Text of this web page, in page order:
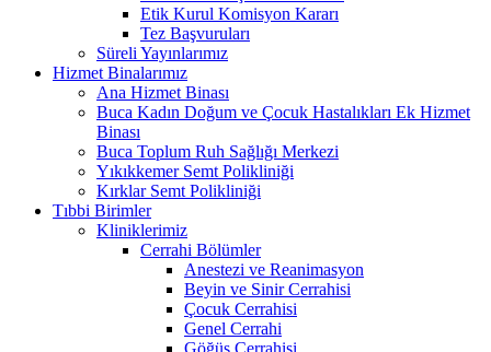
Etik Kurul Komisyon Kararı
Tez Başvuruları
Süreli Yayınlarımız
Hizmet Binalarımız
Ana Hizmet Binası
Buca Kadın Doğum ve Çocuk Hastalıkları Ek Hizmet
Binası
Buca Toplum Ruh Sağlığı Merkezi
Yıkıkkemer Semt Polikliniği
Kırklar Semt Polikliniği
Tıbbi Birimler
Kliniklerimiz
Cerrahi Bölümler
Anestezi ve Reanimasyon
Beyin ve Sinir Cerrahisi
Çocuk Cerrahisi
Genel Cerrahi
Göğüs Cerrahisi